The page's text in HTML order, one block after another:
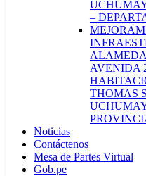
–
AVENIDA
THOMAS
Noticias
Contáctenos
Mesa de Partes Virtual
Gob.pe